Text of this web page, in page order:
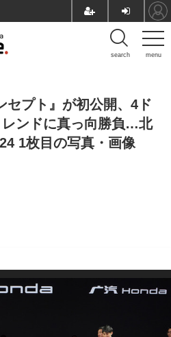
menu
search
セプト』が初公開、4ド
レンドに真っ向勝負…北
1枚目の写真・画像